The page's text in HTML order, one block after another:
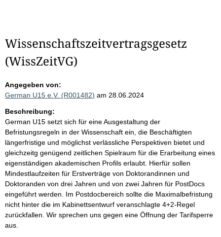
Wissenschaftszeitvertragsgesetz
(WissZeitVG)
Angegeben von:
German U15 e.V. (R001482) am 28.06.2024
Beschreibung:
German U15 setzt sich für eine Ausgestaltung der
Befristungsregeln in der Wissenschaft ein, die Beschäftigten
längerfristige und möglichst verlässliche Perspektiven bietet und
gleichzeitg genügend zeitlichen Spielraum für die Erarbeitung eines
eigenständigen akademischen Profils erlaubt. Hierfür sollen
Mindestlaufzeiten für Erstverträge von Doktorandinnen und
Doktoranden von drei Jahren und von zwei Jahren für PostDocs
eingeführt werden. Im Postdocbereich sollte die Maximalbefristung
nicht hinter die im Kabinettsentwurf veranschlagte 4+2-Regel
zurückfallen. Wir sprechen uns gegen eine Öffnung der Tarifsperre
aus.